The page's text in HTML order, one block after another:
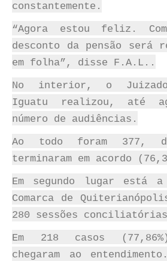
constantemente.
“Agora estou feliz.
desconto da pensão será
em folha”, disse F.A.L..
No interior, o
Iguatu realizou, até
número de audiências.
Ao todo foram 377,
terminaram em acordo
Em segundo lugar está
Comarca de
280 sessões
Em 218 casos
chegaram ao